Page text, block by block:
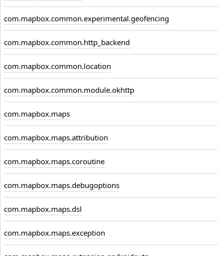
com.mapbox.common.experimental.geofencing
com.mapbox.common.http_backend
com.mapbox.common.location
com.mapbox.common.module.okhttp
com.mapbox.maps
com.mapbox.maps.attribution
com.mapbox.maps.coroutine
com.mapbox.maps.debugoptions
com.mapbox.maps.dsl
com.mapbox.maps.exception